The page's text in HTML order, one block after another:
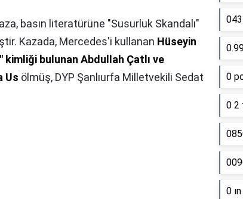
basın literatürüne "Susurluk Skandalı"
Kazada, Mercedes'i kullanan Hüseyin
bulunan Abdullah Çatlı ve
Us ölmüş, DYP Şanlıurfa Milletvekili Sedat
0
0 2
0